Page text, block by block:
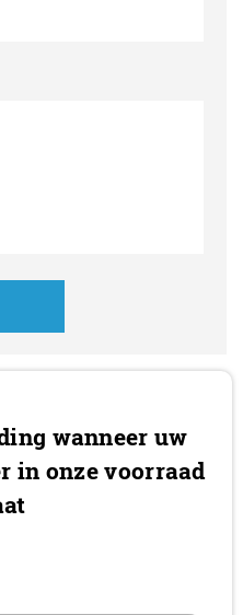
wanneer uw
in onze voorraad